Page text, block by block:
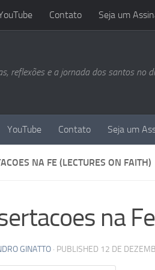
Contato Seja um
reflexões e a jornada dos santos no
YouTube Contato Seja um
NA FE (LECTURES ON FAITH)
na
GINATTO · PUBLISHED 12 DE